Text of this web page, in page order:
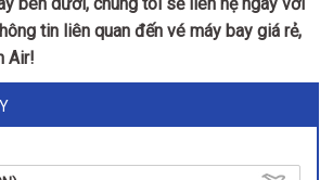
tin liên quan đến vé máy bay giá rẻ,
Air!